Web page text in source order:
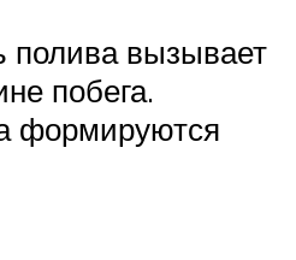
полива вызывает
побега.
формируются